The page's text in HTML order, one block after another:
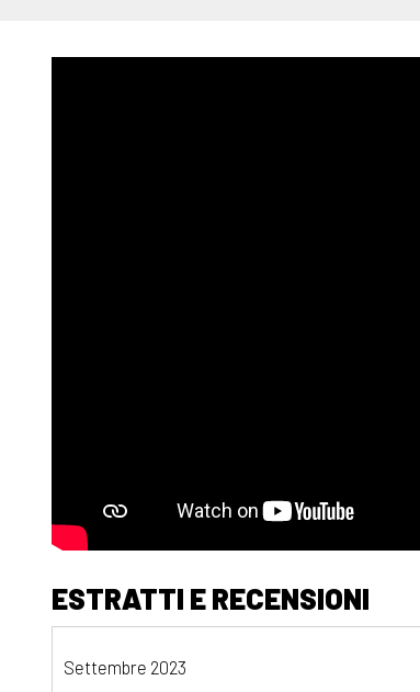
ESTRATTI E RECENSIONI
Settembre 2023